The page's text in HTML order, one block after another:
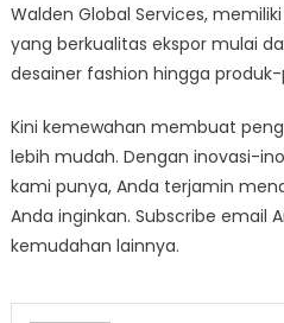
Walden Global Services,
yang berkualitas ekspor mulai
desainer fashion hingga
Kini kemewahan membuat
lebih mudah. Dengan inovasi-
kami punya, Anda terjamin
Anda inginkan. Subscribe email
kemudahan lainnya.